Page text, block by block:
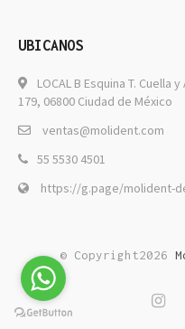
UBICANOS
LOCAL B Esquina T. Cuella
179, 06800 Ciudad de México
ventas@molident.com
55 5530 4501
https://g.page/molident-
© Copyright2026